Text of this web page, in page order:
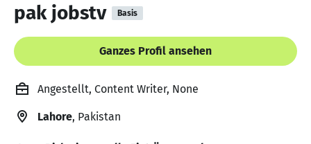
pak jobstv Basis
Ganzes Profil ansehen
Angestellt, Content Writer, None
Lahore, Pakistan